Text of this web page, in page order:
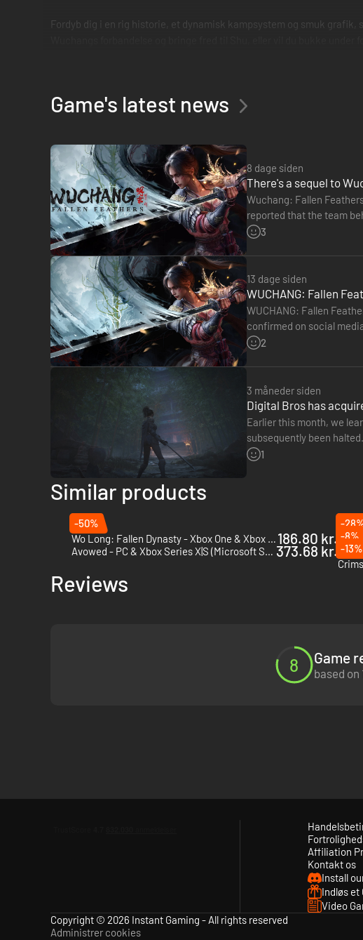
Fordyb dig i en rig historie, et dynamisk kampsystem og smuk grafik,
Game's latest news
8 dage siden
There's a sequel to
Wuchang: Fallen
reported that the team behind the game had been
announced that…
3
13 dage siden
WUCHANG: Fallen
WUCHANG: Fallen
confirmed on social
though, as WUCHANG:
2
3 måneder siden
Digital Bros has
Earlier this month, we
subsequently been
acquired the rights. The…
1
Similar products
-50%
Wo Long: Fallen Dynasty - Xbox One & Xbox Series X|S 186.80 kr.
-
Avowed - PC & Xbox Series X|S (Microsoft Store) 373.68 kr.
-8%
-13%
Reviews
8 Game
based on
Affiliation
Kontakt os
Install
Indløs et
Video
Copyright © 2026 Instant Gaming - All rights reserved
Administrer cookies